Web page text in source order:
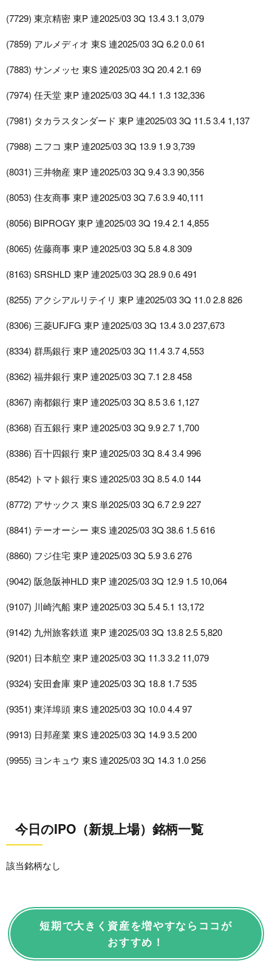
(7729) 東京精密 東P 連2025/03 3Q 13.4 3.1 3,079
(7859) アルメディオ 東S 連2025/03 3Q 6.2 0.0 61
(7883) サンメッセ 東S 連2025/03 3Q 20.4 2.1 69
(7974) 任天堂 東P 連2025/03 3Q 44.1 1.3 132,336
(7981) タカラスタンダード 東P 連2025/03 3Q 11.5 3.4 1,137
(7988) ニフコ 東P 連2025/03 3Q 13.9 1.9 3,739
(8031) 三井物産 東P 連2025/03 3Q 9.4 3.3 90,356
(8053) 住友商事 東P 連2025/03 3Q 7.6 3.9 40,111
(8056) BIPROGY 東P 連2025/03 3Q 19.4 2.1 4,855
(8065) 佐藤商事 東P 連2025/03 3Q 5.8 4.8 309
(8163) SRSHLD 東P 連2025/03 3Q 28.9 0.6 491
(8255) アクシアルリテイリ 東P 連2025/03 3Q 11.0 2.8 826
(8306) 三菱UFJFG 東P 連2025/03 3Q 13.4 3.0 237,673
(8334) 群馬銀行 東P 連2025/03 3Q 11.4 3.7 4,553
(8362) 福井銀行 東P 連2025/03 3Q 7.1 2.8 458
(8367) 南都銀行 東P 連2025/03 3Q 8.5 3.6 1,127
(8368) 百五銀行 東P 連2025/03 3Q 9.9 2.7 1,700
(8386) 百十四銀行 東P 連2025/03 3Q 8.4 3.4 996
(8542) トマト銀行 東S 連2025/03 3Q 8.5 4.0 144
(8772) アサックス 東S 単2025/03 3Q 6.7 2.9 227
(8841) テーオーシー 東S 連2025/03 3Q 38.6 1.5 616
(8860) フジ住宅 東P 連2025/03 3Q 5.9 3.6 276
(9042) 阪急阪神HLD 東P 連2025/03 3Q 12.9 1.5 10,064
(9107) 川崎汽船 東P 連2025/03 3Q 5.4 5.1 13,172
(9142) 九州旅客鉄道 東P 連2025/03 3Q 13.8 2.5 5,820
(9201) 日本航空 東P 連2025/03 3Q 11.3 3.2 11,079
(9324) 安田倉庫 東P 連2025/03 3Q 18.8 1.7 535
(9351) 東洋埠頭 東S 連2025/03 3Q 10.0 4.4 97
(9913) 日邦産業 東S 連2025/03 3Q 14.9 3.5 200
(9955) ヨンキュウ 東S 連2025/03 3Q 14.3 1.0 256
今日のIPO（新規上場）銘柄一覧
該当銘柄なし
短期で大きく資産を増やすならココが
おすすめ！